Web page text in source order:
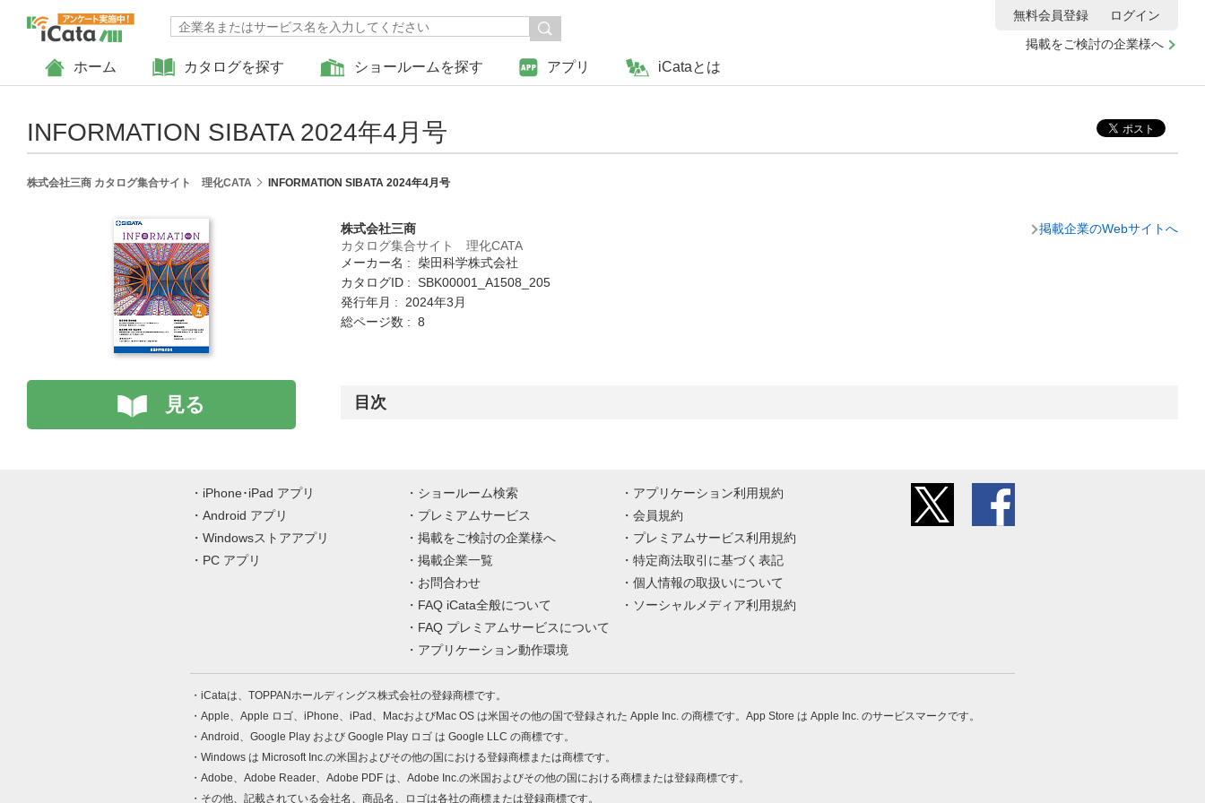
ホーム カタログを探す ショールームを探す アプリ iCataとは
掲載をご検討の企業様へ
無料会員登録 ログイン
INFORMATION SIBATA 2024年4月号
株式会社三商 カタログ集合サイト 理化CATA INFORMATION SIBATA 2024年4月号
見る
株式会社三商
カタログ集合サイト 理化CATA
メーカー名 : 柴田科学株式会社
カタログID : SBK00001_A1508_205
発行年月 : 2024年3月
総ページ数 : 8
掲載企業のWebサイトへ
目次
iPhone･iPad アプリ
Android アプリ
Windowsストアアプリ
PC アプリ
ショールーム検索
プレミアムサービス
掲載をご検討の企業様へ
掲載企業一覧
お問合わせ
FAQ iCata全般について
FAQ プレミアムサービスについて
アプリケーション動作環境
アプリケーション利用規約
会員規約
プレミアムサービス利用規約
特定商法取引に基づく表記
個人情報の取扱いについて
ソーシャルメディア利用規約
iCataは、TOPPANホールディングス株式会社の登録商標です。
Apple、Apple ロゴ、iPhone、iPad、MacおよびMac OS は米国その他の国で登録された Apple Inc. の商標です。App Store は Apple Inc. のサービスマークです。
Android、Google Play および Google Play ロゴ は Google LLC の商標です。
Windows は Microsoft Inc.の米国およびその他の国における登録商標または商標です。
Adobe、Adobe Reader、Adobe PDF は、Adobe Inc.の米国およびその他の国における商標または登録商標です。
その他、記載されている会社名、商品名、ロゴは各社の商標または登録商標です。